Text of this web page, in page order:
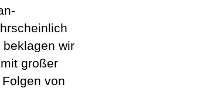
wir
großer
von